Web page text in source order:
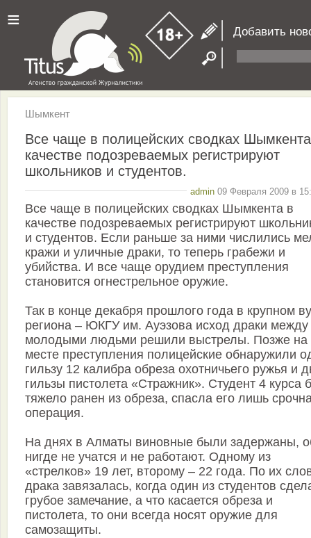
≡ Добавить
Шымкент
Все чаще в полицейских сводках
качестве подозреваемых регистрируют
школьников и студентов.
admin 09 Февраля 2009 в
Все чаще в полицейских сводках Шымкента в
качестве подозреваемых регистрируют
и студентов. Если раньше за ними числились
кражи и уличные драки, то теперь грабежи и
убийства. И все чаще орудием преступления
становится огнестрельное оружие.
Так в конце декабря прошлого года в крупном
региона – ЮКГУ им. Ауэзова исход драки между
молодыми людьми решили выстрелы. Позже на
месте преступления полицейские обнаружили
гильзу 12 калибра обреза охотничьего ружья и
гильзы пистолета «Стражник». Студент 4 курса
тяжело ранен из обреза, спасла его лишь
операция.
На днях в Алматы виновные были задержаны,
нигде не учатся и не работают. Одному из
«стрелков» 19 лет, второму – 22 года. По их
драка завязалась, когда один из студентов
грубое замечание, а что касается обреза и
пистолета, то они всегда носят оружие для
самозащиты.